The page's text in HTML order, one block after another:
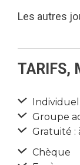
Les autres
TARIFS,
Groupe
Gratuité :
Chèque